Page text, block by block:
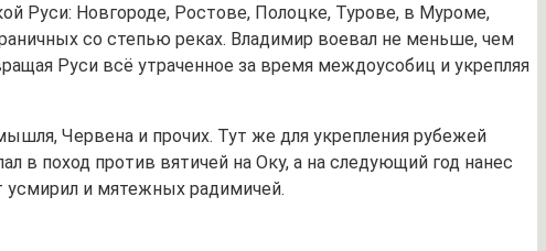
Руси: Новгороде, Ростове, Полоцке, Турове, в Муроме,
со степью реках. Владимир воевал не меньше, чем
Руси всё утраченное за время междоусобиц и укрепляя
Червена и прочих. Тут же для укрепления рубежей
в поход против вятичей на Оку, а на следующий год нанес
усмирил и мятежных радимичей.